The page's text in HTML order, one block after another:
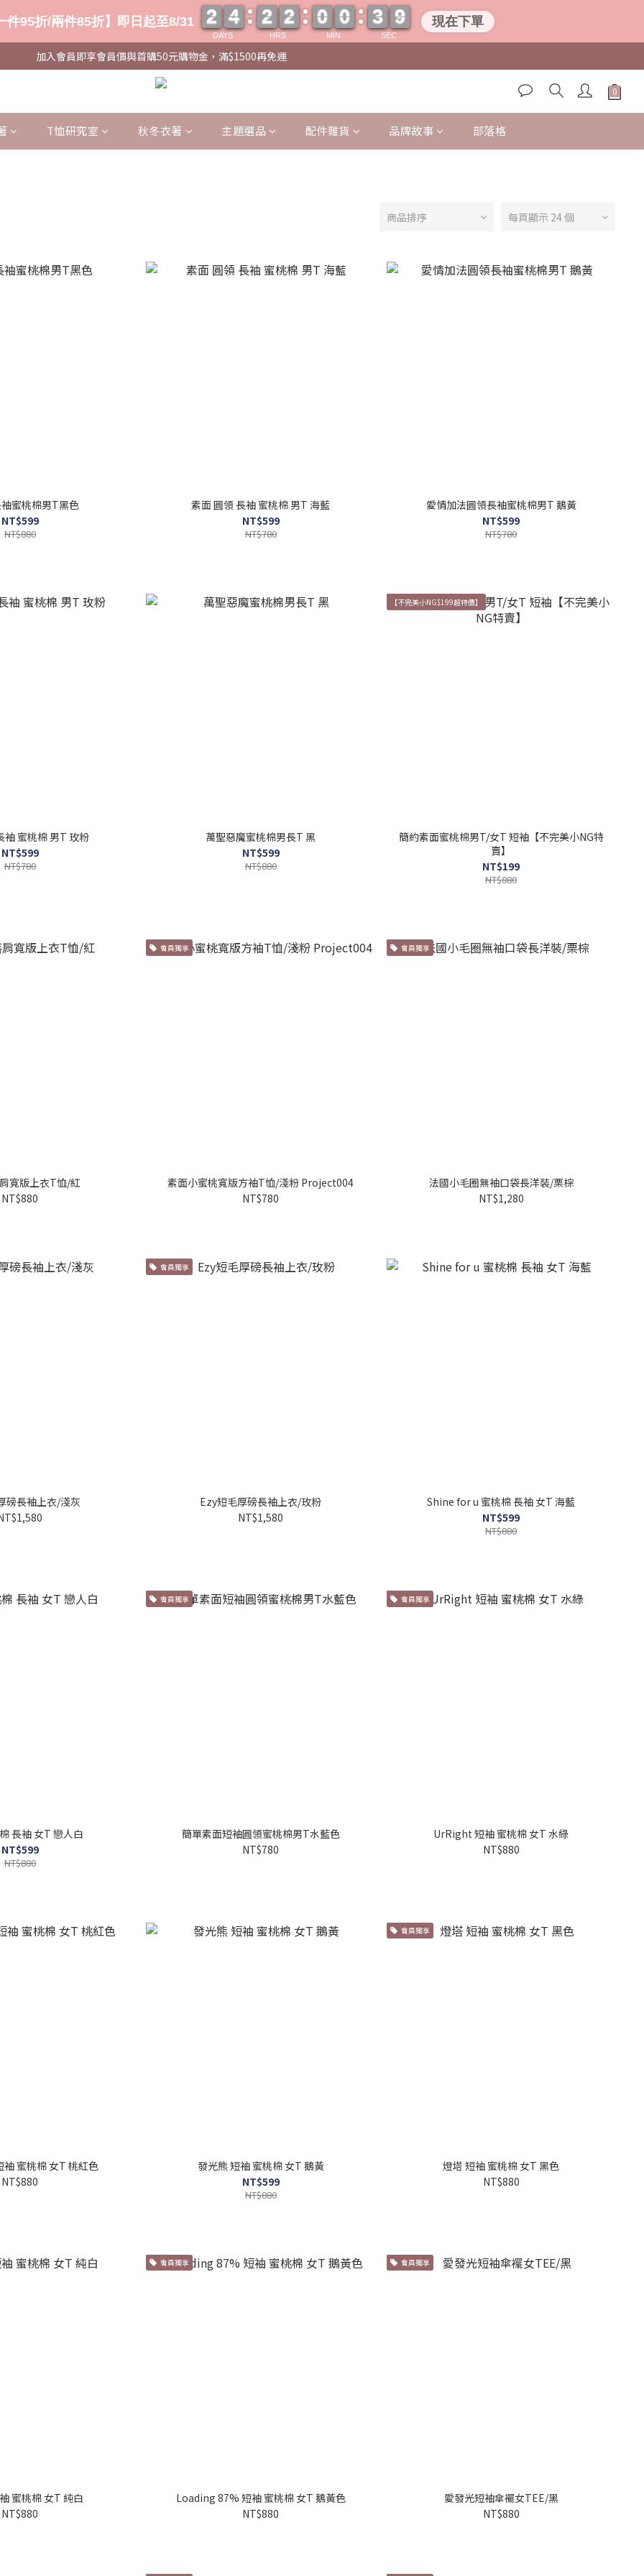
加入會員即享會員價與首購50元購物金，滿$1500再免運
T恤研究室 秋冬衣著 主題選品 配件雜貨 品牌故事 部落格
商品排序 每頁顯示 24 個
蜜桃棉男T黑色
NT$599
NT$880
素面 圓領 長袖 蜜桃棉 男T 海藍
NT$599
NT$780
愛情加法圓領長袖蜜桃棉男T 鵝黃
NT$599
NT$780
袖 蜜桃棉 男T 玫粉
NT$599
NT$780
萬聖惡魔蜜桃棉男長T 黑
NT$599
NT$880
【不完美小NG$199超特價】
簡約素面蜜桃棉男T/女T 短袖【不完美小NG特
賣】
NT$199
NT$880
寬版上衣T恤/紅
NT$880
會員獨享
素面小蜜桃寬版方袖T恤/淺粉 Project004
NT$780
會員獨享
法國小毛圈無袖口袋長洋裝/栗棕
NT$1,280
磅長袖上衣/淺灰
會員獨享
Ezy短毛厚磅長袖上衣/玫粉
NT$1,580
Shine for u 蜜桃棉 長袖 女T 海藍
NT$599
NT$880
長袖 女T 戀人白
NT$599
NT$880
會員獨享
簡單素面短袖圓領蜜桃棉男T水藍色
NT$780
會員獨享
UrRight 短袖 蜜桃棉 女T 水綠
NT$880
袖 蜜桃棉 女T 桃紅色
NT$880
發光熊 短袖 蜜桃棉 女T 鵝黃
NT$599
NT$880
會員獨享
燈塔 短袖 蜜桃棉 女T 黑色
NT$880
蜜桃棉 女T 純白
NT$880
會員獨享
Loading 87% 短袖 蜜桃棉 女T 鵝黃色
NT$880
會員獨享
愛發光短袖傘襬女TEE/黑
NT$880
件95折/兩件85折】即日起至8/31
DAYS
2
2
2
2 4
4
4
4
HRS
2
2
2
2 2
2
2
2
MIN
0
0
0
0 0
0
0
0
SEC
3
3
3
3 0
0
9
9
8 現在下單